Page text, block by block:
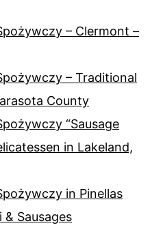
– Clermont –
– Traditional
County
“Sausage
in Lakeland,
in Pinellas
& Sausages